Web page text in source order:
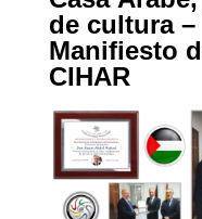
de cultura –
Manifiesto
CIHAR